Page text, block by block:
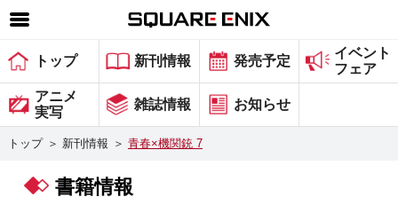
SQUARE ENIX 公式サイトメニュー
ゲーム
マガジン＆ブックス
グッズ
トップ 新刊情報 発売予定
イベント
フェア
アニメ
実写
雑誌情報 お知らせ
トップ ＞ 新刊情報 ＞ 青春×機関銃 7
書籍情報